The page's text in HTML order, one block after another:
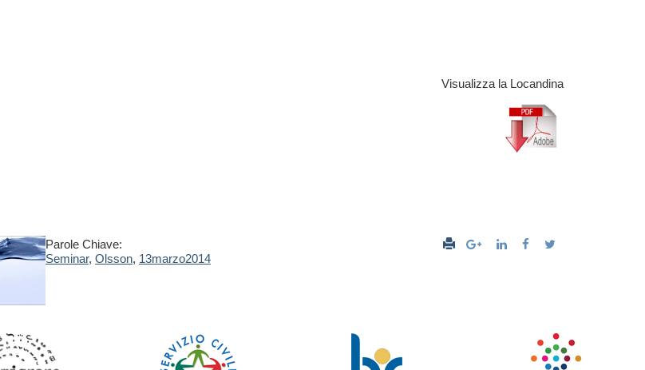
Visualizza la Locandina
Parole Chiave:
Seminar, Olsson, 13marzo2014